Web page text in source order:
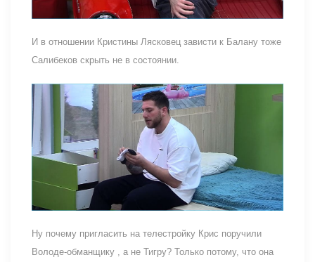
И в отношении Кристины Лясковец зависти к Балану тоже
Салибеков скрыть не в состоянии.
Ну почему пригласить на телестройку Крис поручили
Володе-обманщику , а не Тигру? Только потому, что она